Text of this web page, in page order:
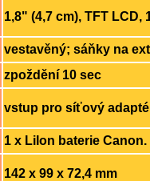
1,8" (4,7 cm), TFT LCD,
vestavěný; sáňky na
zpoždění 10 sec
vstup pro síťový
1 x LiIon baterie
142 x 99 x 72,4 mm